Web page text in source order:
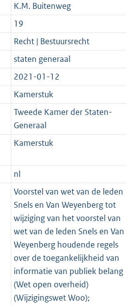
K.M. Buitenweg
19
Recht | Bestuursrecht
staten generaal
2021-01-12
Kamerstuk
Tweede Kamer der Staten-
Generaal
Kamerstuk
nl
Voorstel van wet van de leden
Snels en Van Weyenberg tot
wijziging van het voorstel van
wet van de leden Snels en Van
Weyenberg houdende regels
over de toegankelijkheid van
informatie van publiek belang
(Wet open overheid)
(Wijzigingswet Woo);